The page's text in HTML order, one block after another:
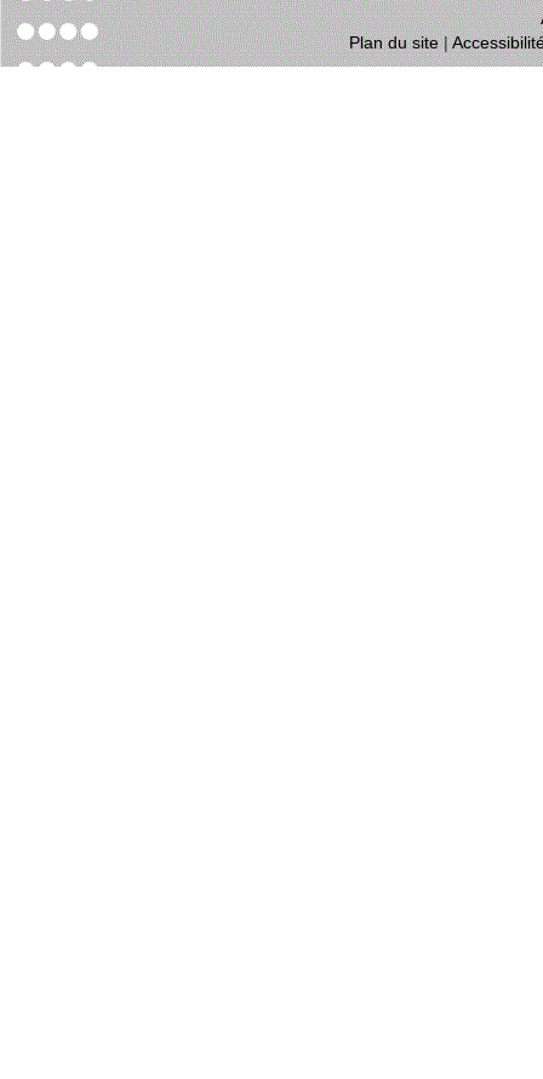
Plan du site|